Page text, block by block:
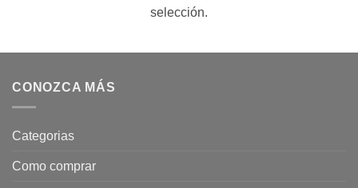
selección.
CONOZCA MÁS
Categorias
Como comprar